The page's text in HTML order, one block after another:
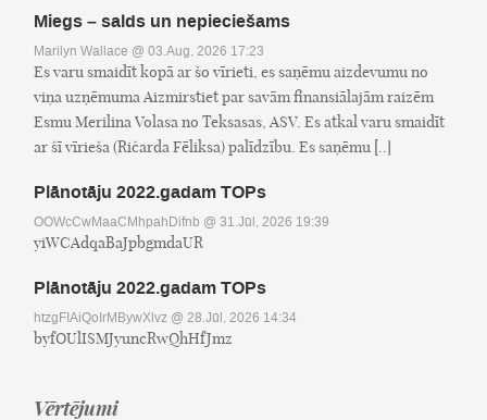
Miegs – salds un nepieciešams
Marilyn Wallace @ 03.Aug, 2026 17:23
Es varu smaidīt kopā ar šo vīrieti, es saņēmu aizdevumu no
viņa uzņēmuma Aizmirstiet par savām finansiālajām raizēm
Esmu Merilina Volasa no Teksasas, ASV. Es atkal varu smaidīt
ar šī vīrieša (Ričarda Fēliksa) palīdzību. Es saņēmu [..]
Plānotāju 2022.gadam TOPs
OOWcCwMaaCMhpahDifnb @ 31.Jūl, 2026 19:39
yiWCAdqaBaJpbgmdaUR
Plānotāju 2022.gadam TOPs
htzgFIAiQoIrMBywXlvz @ 28.Jūl, 2026 14:34
byfOUlISMJyuncRwQhHfJmz
Vērtējumi